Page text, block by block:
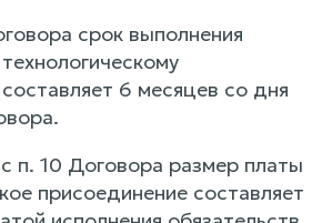
срок выполнения
6 месяцев со дня
п. 10 Договора размер платы
присоединение составляет